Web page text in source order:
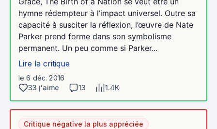
hymne rédempteur à l’impact universel. Outre sa
capacité à susciter la réflexion, l’œuvre de Nate
Parker prend forme dans son symbolisme
permanent. Un peu comme si Parker...
Lire la critique
le 6 déc. 2016
33 j'aime
13 1.4K
Critique négative la plus appréciée